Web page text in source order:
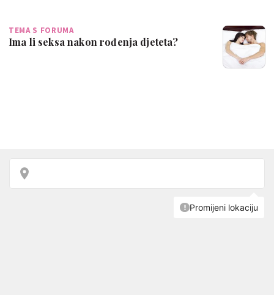
TEMA S FORUMA
Ima li seksa nakon rođenja djeteta?